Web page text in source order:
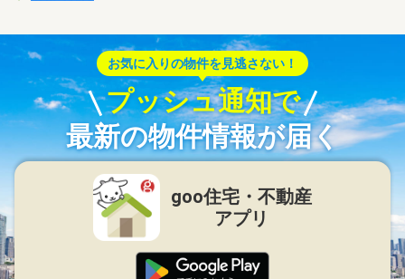
お気に入りの物件を見逃さない！
プッシュ通知で
最新の物件情報が届く
goo住宅・不動産
アプリ